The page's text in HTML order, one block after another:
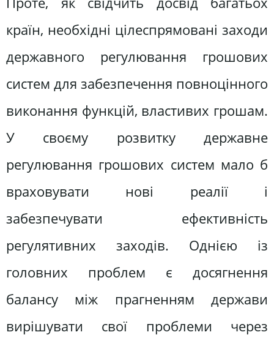
країн, необхідні цілеспрямовані заходи
державного регулювання грошових
систем для забезпечення повноцінного
виконання функцій, властивих грошам.
У своєму розвитку державне
регулювання грошових систем мало б
враховувати нові реалії і
забезпечувати ефективність
регулятивних заходів. Однією із
головних проблем є досягнення
балансу між прагненням держави
вирішувати свої проблеми через